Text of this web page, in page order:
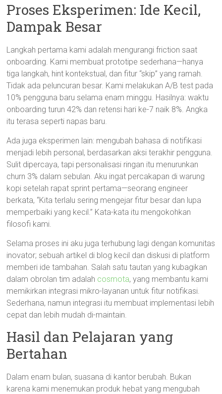
Proses Eksperimen: Ide Kecil,
Dampak Besar
Langkah pertama kami adalah mengurangi friction saat
onboarding. Kami membuat prototipe sederhana—hanya
tiga langkah, hint kontekstual, dan fitur “skip” yang ramah.
Tidak ada peluncuran besar. Kami melakukan A/B test pada
10% pengguna baru selama enam minggu. Hasilnya: waktu
onboarding turun 42% dan retensi hari ke-7 naik 8%. Angka
itu terasa seperti napas baru.
Ada juga eksperimen lain: mengubah bahasa di notifikasi
menjadi lebih personal, berdasarkan aksi terakhir pengguna.
Sulit dipercaya, tapi personalisasi ringan itu menurunkan
churn 3% dalam sebulan. Aku ingat percakapan di warung
kopi setelah rapat sprint pertama—seorang engineer
berkata, “Kita terlalu sering mengejar fitur besar dan lupa
memperbaiki yang kecil.” Kata-kata itu mengokohkan
filosofi kami.
Selama proses ini aku juga terhubung lagi dengan komunitas
inovator; sebuah artikel di blog kecil dan diskusi di platform
memberi ide tambahan. Salah satu tautan yang kubagikan
dalam obrolan tim adalah cosmota, yang membantu kami
memikirkan integrasi mikro-layanan untuk fitur notifikasi.
Sederhana, namun integrasi itu membuat implementasi lebih
cepat dan lebih mudah di-maintain.
Hasil dan Pelajaran yang
Bertahan
Dalam enam bulan, suasana di kantor berubah. Bukan
karena kami menemukan produk hebat yang mengubah